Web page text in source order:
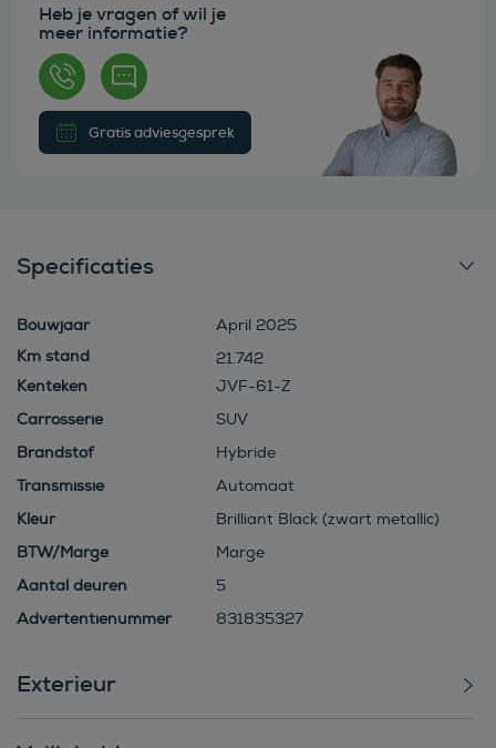
Heb je vragen of wil je
meer informatie?
Gratis adviesgesprek
Specificaties
Bouwjaar
April 2025
21.742
Kenteken
JVF-61-Z
Carrosserie
SUV
Brandstof
Hybride
Transmissie
Automaat
Kleur
Brilliant Black (zwart metallic)
BTW/Marge
Marge
Aantal deuren
5
Advertentienummer
831835327
Exterieur